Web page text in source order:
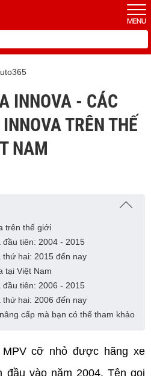
INNOVA - CÁC
TRÊN THẾ
NAM
trên thế giới
tiên: 2004 - 2015
hai: 2015 đến nay
tại Việt Nam
tiên: 2006 - 2015
hai: 2006 đến nay
cấp mà bạn có thể tham khảo
MPV cỡ nhỏ được hãng xe
đầu vào năm 2004. Tên gọi